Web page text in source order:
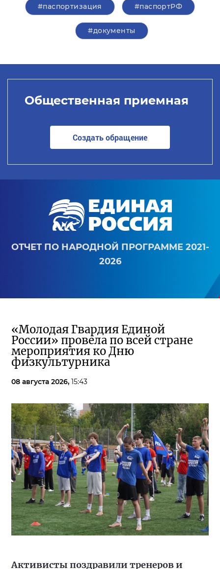
#паспортизация #паспортРФ
#документы
Общественная приемная
Создать обращение
ОТЧЕТ ПО НАРОДНОЙ ПРОГРАММЕ 2021-
2026
«Молодая Гвардия Единой
России» провела по всей стране
мероприятия ко Дню
физкультурника
08 августа 2026, 15:43
Активисты поздравили тренеров и